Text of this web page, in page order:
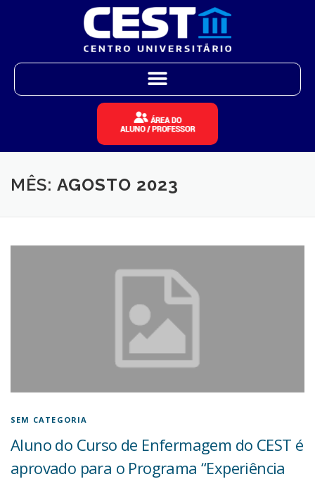
MÊS: AGOSTO 2023
SEM CATEGORIA
Aluno do Curso de Enfermagem do CEST é
aprovado para o Programa “Experiência